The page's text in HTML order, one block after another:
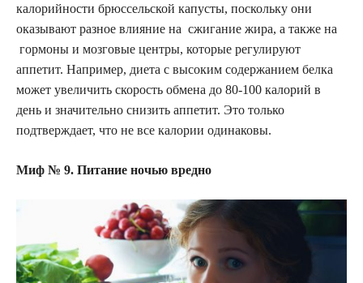
калорийности брюссельской капусты, поскольку они
оказывают разное влияние на сжигание жира, а также на
гормоны и мозговые центры, которые регулируют
аппетит. Например, диета с высоким содержанием белка
может увеличить скорость обмена до 80-100 калорий в
день и значительно снизить аппетит. Это только
подтверждает, что не все калории одинаковы.
Миф № 9. Питание ночью вредно